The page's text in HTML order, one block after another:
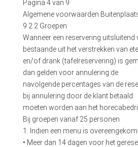
Pagina 4 van 9
Algemene voorwaarden
9.2.2 Groepen
Wanneer een reservering
bestaande uit het verstrekken van
en/of drank (tafelreservering) is
dan gelden voor annulering de
navolgende percentages van de
bij annulering door de klant betaald
moeten worden aan het
Bij groepen vanaf 25 personen
1. Indien een menu is
• Meer dan 14 dagen voor het